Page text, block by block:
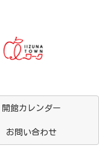
開館カレンダー
お問い合わせ